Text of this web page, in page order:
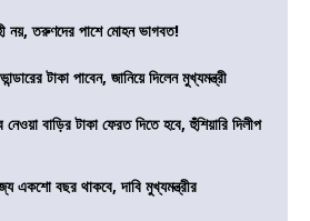
নয়, তরুণদের পাশে মোহন ভাগবত!
টাকা পাবেন, জানিয়ে দিলেন মুখ্যমন্ত্রী
বাড়ির টাকা ফেরত দিতে হবে, হুঁশিয়ারি দিলীপ
একশো বছর থাকবে, দাবি মুখ্যমন্ত্রীর